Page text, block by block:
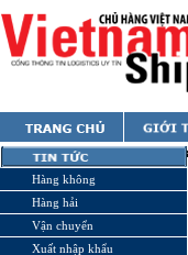
Hàng không
Hàng hải
Vận chuyển
Xuất nhập khẩu